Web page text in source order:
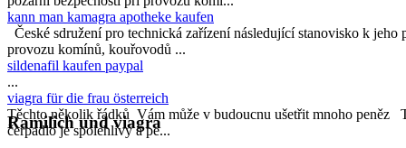
kann man kamagra apotheke kaufen
České sdružení pro technická zařízení následující stanovisko k jeho
provozu komínů, kouřovodů ...
sildenafil kaufen paypal
...
viagra für die frau österreich
Těchto několik řádků Vám může v budoucnu ušetřit mnoho peněz
čerpadlo je spolehlivý a pe...
Ramilich und viagra